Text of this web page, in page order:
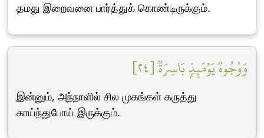
தமது இறைவனை பார்த்துக் கொண்டிருக்கும்.
وَوُجُوهٞ يَوۡمَئِذِۭ بَاسِرَةٞ [٢٤]
இன்னும், அந்நாளில் சில முகங்கள் கருத்து
காய்ந்துபோய் இருக்கும்.